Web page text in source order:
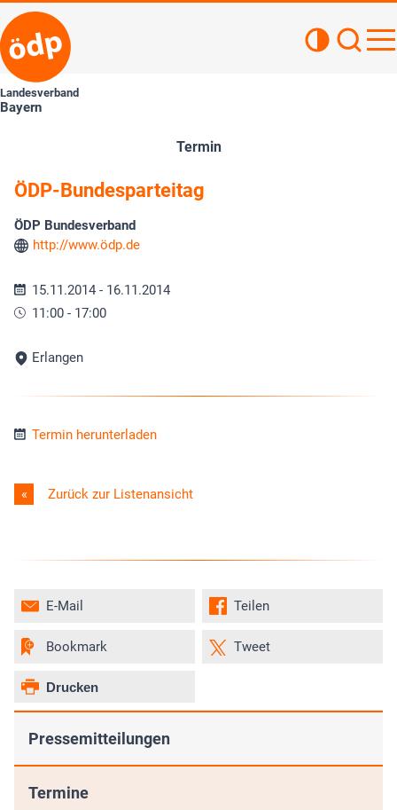
Landesverband
Bayern
Termin
ÖDP-Bundesparteitag
ÖDP Bundesverband
http://www.ödp.de
15.11.2014 - 16.11.2014
11:00 - 17:00
Erlangen
Termin herunterladen
Zurück zur Listenansicht
Teilen
Tweet
E-Mail
Bookmark
Drucken
Pressemitteilungen
Termine